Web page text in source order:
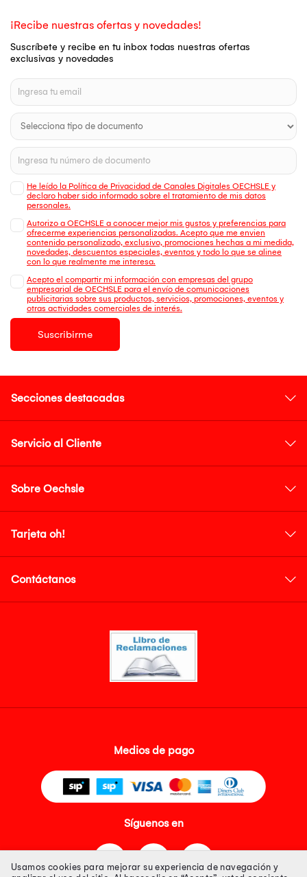
¡Recibe nuestras ofertas y novedades!
Suscríbete y recibe en tu inbox todas nuestras ofertas
exclusivas y novedades
He leído la Política de Privacidad de Canales Digitales OECHSLE y
declaro haber sido informado sobre el tratamiento de mis datos
personales.
Autorizo a OECHSLE a conocer mejor mis gustos y preferencias para
ofrecerme experiencias personalizadas. Acepto que me envien
contenido personalizado, exclusivo, promociones hechas a mi medida,
novedades, descuentos especiales, eventos y todo lo que se alinee
con lo que realmente me interesa.
Acepto el compartir mi información con empresas del grupo
empresarial de OECHSLE para el envío de comunicaciones
publicitarias sobre sus productos, servicios, promociones, eventos y
otras actividades comerciales de interés.
Suscribirme
Secciones destacadas
Servicio al Cliente
Sobre Oechsle
Tarjeta oh!
Contáctanos
Medios de pago
Síguenos en
Usamos cookies para mejorar su experiencia de navegación y